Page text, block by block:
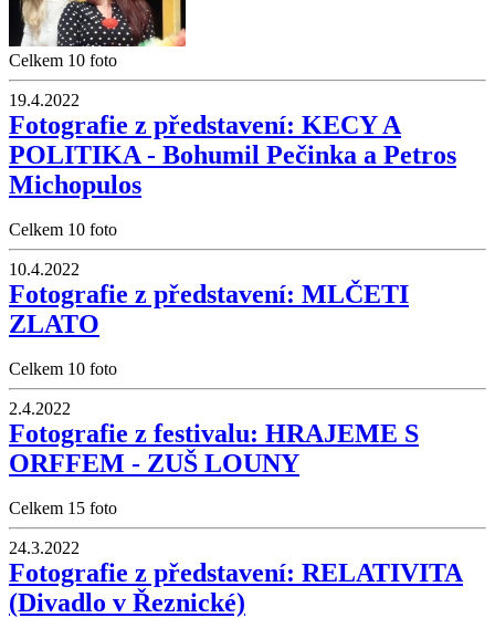
Celkem 10 foto
19.4.2022
Fotografie z představení: KECY A
POLITIKA - Bohumil Pečinka a Petros
Michopulos
Celkem 10 foto
10.4.2022
Fotografie z představení: MLČETI
ZLATO
Celkem 10 foto
2.4.2022
Fotografie z festivalu: HRAJEME S
ORFFEM - ZUŠ LOUNY
Celkem 15 foto
24.3.2022
Fotografie z představení: RELATIVITA
(Divadlo v Řeznické)